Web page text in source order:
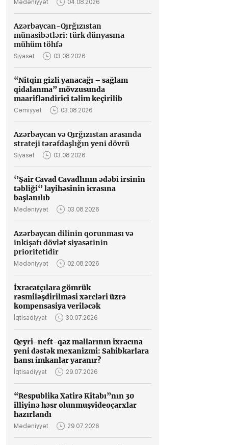
Mədəniyyət 04.08.2026
Azərbaycan-Qırğızıstan
münasibətləri: türk dünyasına
mühüm töhfə
Siyasət 03.08.2026
“Nitqin gizli yanacağı – sağlam
qidalanma” mövzusunda
maarifləndirici təlim keçirilib
Cəmiyyət 03.08.2026
Azərbaycan və Qırğızıstan arasında
strateji tərəfdaşlığın yeni dövrü
Siyasət 03.08.2026
‘’Şair Cavad Cavadlının ədəbi irsinin
təbliği‘’ layihəsinin icrasına
başlanılıb
Mədəniyyət 03.08.2026
Azərbaycan dilinin qorunması və
inkişafı dövlət siyasətinin
prioritetidir
Mədəniyyət 02.08.2026
İxracatçılara gömrük
rəsmiləşdirilməsi xərcləri üzrə
kompensasiya veriləcək
İqtisadiyyat 30.07.2026
Qeyri-neft-qaz mallarının ixracına
yeni dəstək mexanizmi: Sahibkarlara
hansı imkanlar yaranır?
İqtisadiyyat 29.07.2026
“Respublika Xatirə Kitabı”nın 30
illiyinə həsr olunmuşvideoçarxlar
hazırlandı
Mədəniyyət 29.07.2026